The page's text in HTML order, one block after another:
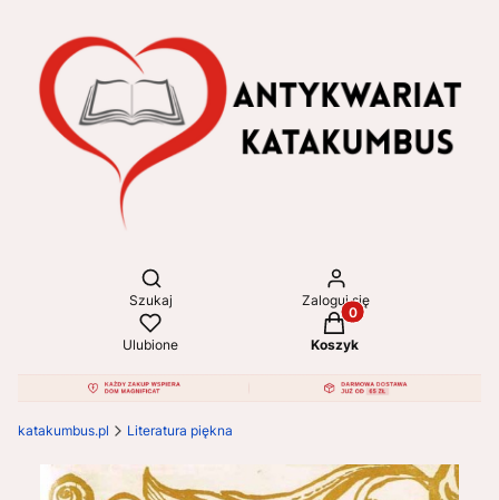
Otwórz wyszukiwarkę
Szukaj Zaloguj się
Ulubione
Produkty w koszyku:
Koszyk
katakumbus.pl Literatura piękna